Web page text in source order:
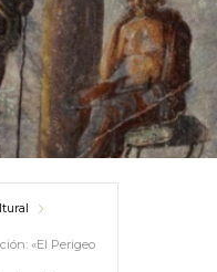
«El Perigeo